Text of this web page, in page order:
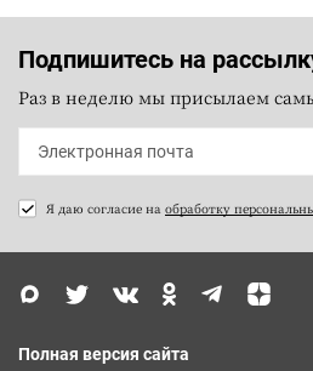
Подпишитесь на
Раз в неделю мы присылаем
Я даю согласие на обработку
Полная версия сайта